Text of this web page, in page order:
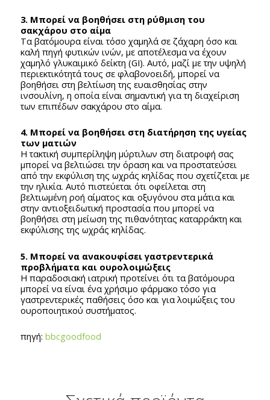
3. Μπορεί να βοηθήσει στη ρύθμιση του
σακχάρου στο αίμα
Τα βατόμουρα είναι τόσο χαμηλά σε ζάχαρη όσο και
καλή πηγή φυτικών ινών, με αποτέλεσμα να έχουν
χαμηλό γλυκαιμικό δείκτη (GI). Αυτό, μαζί με την υψηλή
περιεκτικότητά τους σε φλαβονοειδή, μπορεί να
βοηθήσει στη βελτίωση της ευαισθησίας στην
ινσουλίνη, η οποία είναι σημαντική για τη διαχείριση
των επιπέδων σακχάρου στο αίμα.
4. Μπορεί να βοηθήσει στη διατήρηση της υγείας
των ματιών
Η τακτική συμπερίληψη μύρτιλων στη διατροφή σας
μπορεί να βελτιώσει την όραση και να προστατεύσει
από την εκφύλιση της ωχράς κηλίδας που σχετίζεται με
την ηλικία. Αυτό πιστεύεται ότι οφείλεται στη
βελτιωμένη ροή αίματος και οξυγόνου στα μάτια και
στην αντιοξειδωτική προστασία που μπορεί να
βοηθήσει στη μείωση της πιθανότητας καταρράκτη και
εκφύλισης της ωχράς κηλίδας.
5. Μπορεί να ανακουφίσει γαστρεντερικά
προβλήματα και ουρολοιμώξεις
Η παραδοσιακή ιατρική προτείνει ότι τα βατόμουρα
μπορεί να είναι ένα χρήσιμο φάρμακο τόσο για
γαστρεντερικές παθήσεις όσο και για λοιμώξεις του
ουροποιητικού συστήματος.
πηγή: bbcgoodfood